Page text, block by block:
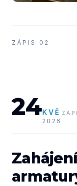
ZÁPIS 02
24KVĚ
2026